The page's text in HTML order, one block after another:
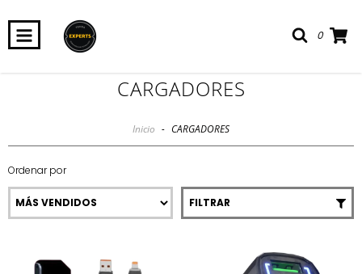
0
CARGADORES
Inicio - CARGADORES
Ordenar por
FILTRAR